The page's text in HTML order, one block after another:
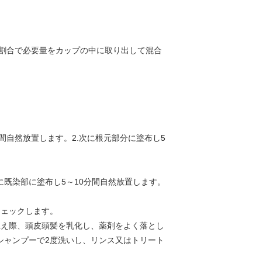
合で必要量をカップの中に取り出して混合
自然放置します。2.次に根元部分に塗布し5
染部に塗布し5～10分間自然放置します。
ックします。
際、頭皮頭髪を乳化し、薬剤をよく落とし
ンプーで2度洗いし、リンス又はトリート